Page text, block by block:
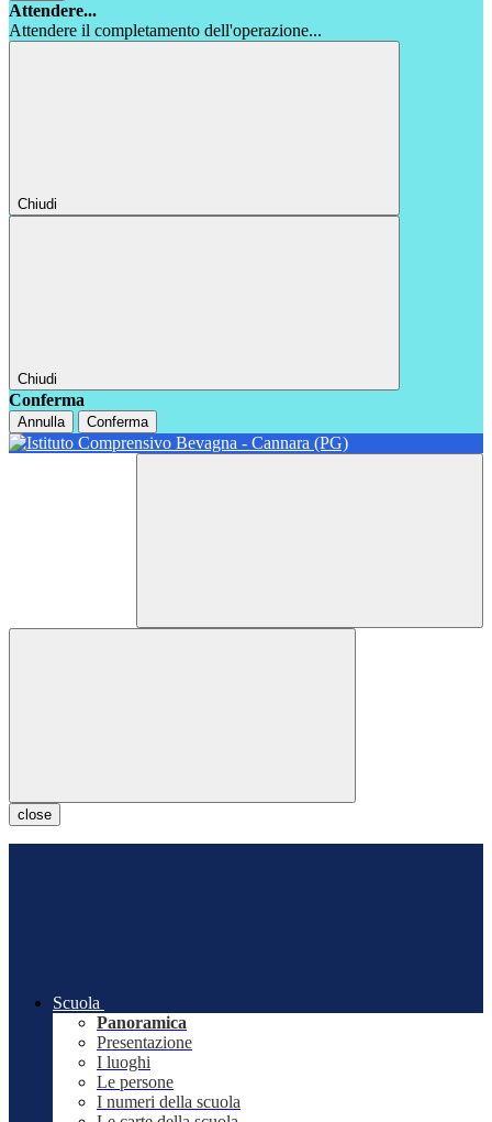
Attendere...
Attendere il completamento dell'operazione...
Chiudi
Chiudi
Conferma
Annulla Conferma
close
Scuola
Panoramica
Presentazione
I luoghi
Le persone
I numeri della scuola